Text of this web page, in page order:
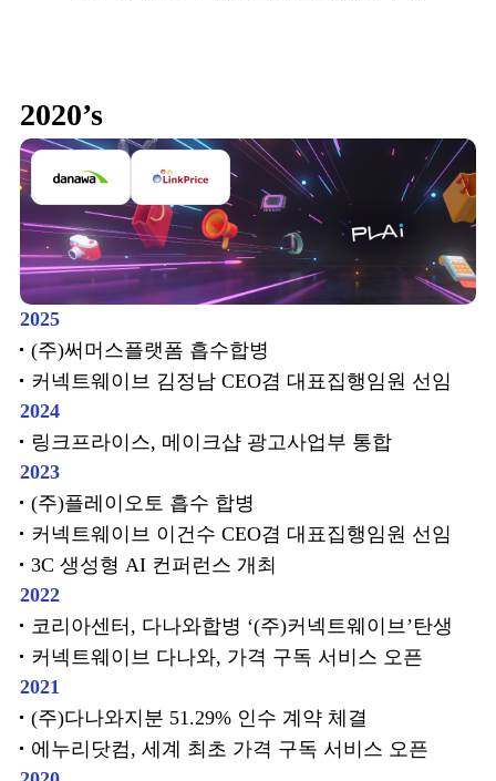
2020’s
2025
(주)써머스플랫폼 흡수합병
커넥트웨이브 김정남 CEO겸 대표집행임원 선임
2024
링크프라이스, 메이크샵 광고사업부 통합
2023
(주)플레이오토 흡수 합병
커넥트웨이브 이건수 CEO겸 대표집행임원 선임
3C 생성형 AI 컨퍼런스 개최
2022
코리아센터, 다나와합병 ‘(주)커넥트웨이브’탄생
커넥트웨이브 다나와, 가격 구독 서비스 오픈
2021
(주)다나와지분 51.29% 인수 계약 체결
에누리닷컴, 세계 최초 가격 구독 서비스 오픈